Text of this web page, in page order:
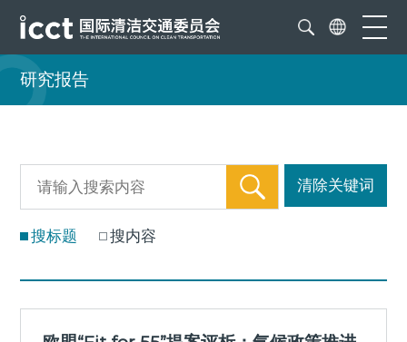
研究报告
清除关键词
搜标题 搜内容